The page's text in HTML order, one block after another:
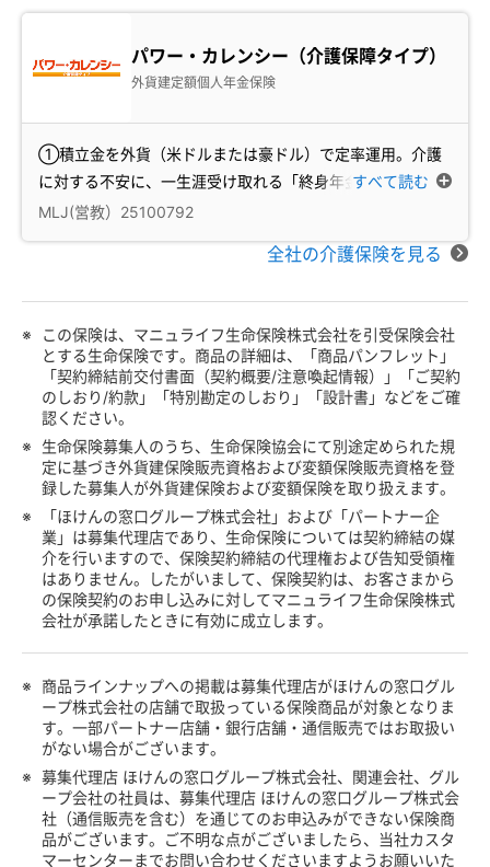
パワー・カレンシー（介護保障タイプ）
外貨建定額個人年金保険
①積立金を外貨（米ドルまたは豪ドル）で定率運用。介護
に対する不安に、一生涯受け取れる「終身年金」で「…
すべて読む
MLJ(営教）25100792
全社の介護保険を見る
※
この保険は、マニュライフ生命保険株式会社を引受保険会社
とする生命保険です。商品の詳細は、「商品パンフレット」
「契約締結前交付書面（契約概要/注意喚起情報）」「ご契約
のしおり/約款」「特別勘定のしおり」「設計書」などをご確
認ください。
※
生命保険募集人のうち、生命保険協会にて別途定められた規
定に基づき外貨建保険販売資格および変額保険販売資格を登
録した募集人が外貨建保険および変額保険を取り扱えます。
※
「ほけんの窓口グループ株式会社」および「パートナー企
業」は募集代理店であり、生命保険については契約締結の媒
介を行いますので、保険契約締結の代理権および告知受領権
はありません。したがいまして、保険契約は、お客さまから
の保険契約のお申し込みに対してマニュライフ生命保険株式
会社が承諾したときに有効に成立します。
※
商品ラインナップへの掲載は募集代理店がほけんの窓口グル
ープ株式会社の店舗で取扱っている保険商品が対象となりま
す。一部パートナー店舗・銀行店舗・通信販売ではお取扱い
がない場合がございます。
※ 募集代理店 ほけんの窓口グループ株式会社、関連会社、グル
ープ会社の社員は、募集代理店 ほけんの窓口グループ株式会
社（通信販売を含む）を通じてのお申込みができない保険商
品がございます。ご不明な点がございましたら、当社カスタ
マーセンターまでお問い合わせくださいますようお願いいた